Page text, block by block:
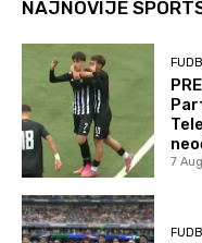
NAJNOVIJE
7